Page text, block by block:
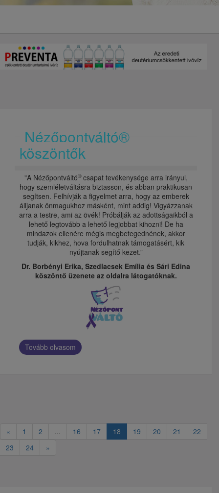
Nézőpontváltó®
köszöntők
"A Nézőpontváltó® csapat tevékenysége arra irányul,
hogy szemléletváltásra biztasson, és abban praktikusan
segítsen. Felhívják a figyelmet arra, hogy az emberek
álljanak önmagukhoz másként, mint addig! Vigyázzanak
arra a testre, ami az övék! Próbálják az adottságaikból a
lehető legtovább a lehető legjobbat kihozni! De ha
mindazok ellenére mégis megbetegednének, akkor
tudják, kikhez, hova fordulhatnak támogatásért, kik
nyújtanak segítő kezet.”
Dr. Borbényi Erika, Szedlacsek Emília és Sári Edina
köszöntő üzenete az oldalra látogatóknak.
Tovább olvasom
« 1 2 ... 16 17 18 19 20 21
22
23
24 »